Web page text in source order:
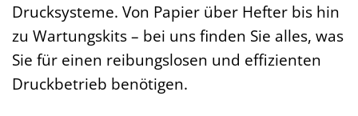
Drucksysteme. Von Papier über Hefter bis hin
zu Wartungskits – bei uns finden Sie alles, was
Sie für einen reibungslosen und effizienten
Druckbetrieb benötigen.